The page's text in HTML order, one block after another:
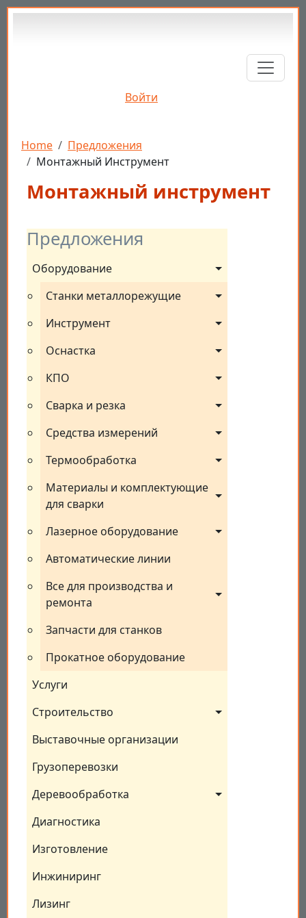
Перейти к основному содержанию
Войти
Строка навигации
Home
Предложения
Монтажный Инструмент
Предложения
Оборудование
Станки металлорежущие
Инструмент
Оснастка
КПО
Сварка и резка
Средства измерений
Термообработка
Материалы и комплектующие
для сварки
Лазерное оборудование
Автоматические линии
Все для производства и
ремонта
Запчасти для станков
Прокатное оборудование
Услуги
Строительство
Выставочные организации
Грузоперевозки
Деревообработка
Диагностика
Изготовление
Инжиниринг
Лизинг
Монтажный инструмент